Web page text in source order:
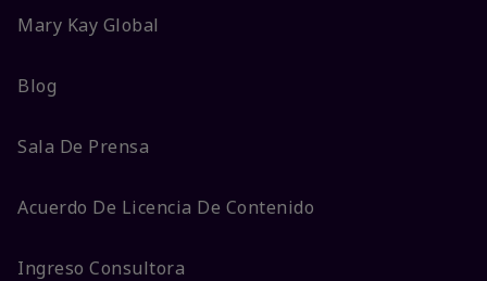
Mary Kay Global
Blog
Sala De Prensa
Acuerdo De Licencia De Contenido
Ingreso Consultora